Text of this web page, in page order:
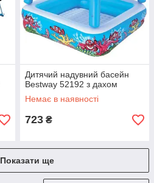
Дитячий надувний басейн
Bestway 52192 з дахом
Немає в наявності
723 ₴
Показати ще